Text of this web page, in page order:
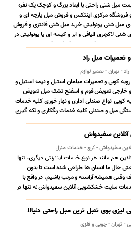
مبل شنی راحتی با ابعاد بزرگ و کوچک یک نفره
فروشگاه مرکزی اینتکس و فروش مبل پارچه ای و
مبل شنی یونولیتی خرید مبل شنی فانتزی و فروش
شنی لاکچری الیافی و ابر و کیسه ای یا یونولیتی در
، سوسیسی ، جاسمین ، مخملی ، خ ... ...
تعمیرات مبل راد
- تهران - تعمیر لوازم
کوبی و تعمیرات مبلمان استیل و نیمه استیل و
و خارجی تعویض فوم و اسفنج تشک مبل تعویض
کوبی انواع صندلی اداری و نهار خوری کلیه خدمات
مبل و صندلی کلیه خدمات رنگکاری و لکه گیری
و دیوار کوب بدون واسطه و دلال بابیش ... ...
سفیدواش
سفیدواش - کرج - خدمات منزل
هم مانند هر نوع خدمات اینترنتی دیگری، تنها
حال ما انسان ها طراحی شده است تا بدون
وقتی همیشه آراسته و مرتب باشیم. در واقع با
سایت خشکشویی آنلاین سفیدواش نه تنها در
هزینه های تان هم صرفه جویی خواهد شد… من ن
لیزی بوی تنبل ترین مبل راحتی دنیا!!
- تهران - چوبی و فلزی